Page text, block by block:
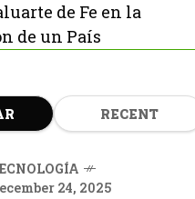
de Fe en la
de un País
RECENT
24, 2025